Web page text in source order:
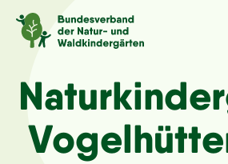
Sprache/Language
Aktuelles